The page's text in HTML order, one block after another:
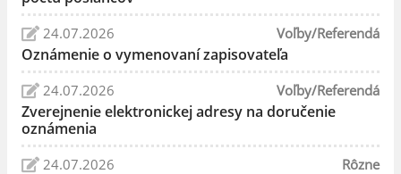
24.07.2026 Voľby/Referendá
Oznámenie o vymenovaní zapisovateľa
24.07.2026 Voľby/Referendá
Zverejnenie elektronickej adresy na doručenie
oznámenia
24.07.2026 Rôzne